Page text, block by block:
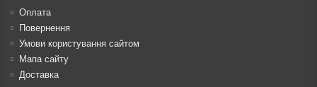
Оплата
Повернення
Умови користування сайтом
Мапа сайту
Доставка